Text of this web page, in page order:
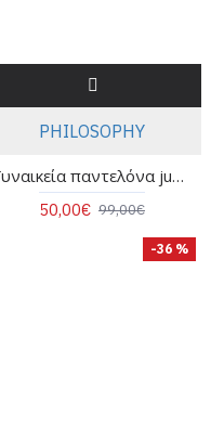
PHILOSOPHY
Γυναικεία παντελόνα jupe culotte gauze - Philosophy TR4516
50,00€ 99,00€
-36 %